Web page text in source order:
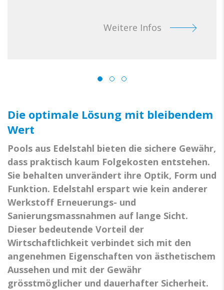
Weitere Infos
Die optimale Lösung mit bleibendem
Wert
Pools aus Edelstahl bieten die sichere Gewähr,
dass praktisch kaum Folgekosten entstehen.
Sie behalten unverändert ihre Optik, Form und
Funktion. Edelstahl erspart wie kein anderer
Werkstoff Erneuerungs- und
Sanierungsmassnahmen auf lange Sicht.
Dieser bedeutende Vorteil der
Wirtschaftlichkeit verbindet sich mit den
angenehmen Eigenschaften von ästhetischem
Aussehen und mit der Gewähr
grösstmöglicher und dauerhafter Sicherheit.